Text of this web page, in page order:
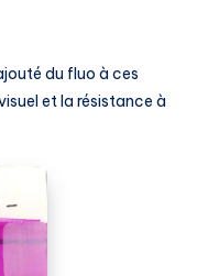
du fluo à ces
et la résistance à